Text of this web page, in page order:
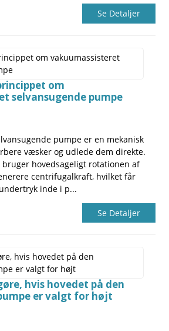
Se Detaljer
om
selvansugende pumpe
pumpe er en mekanisk
væsker og udlede dem direkte.
hovedsageligt rotationen af
centrifugalkraft, hvilket får
inde i p...
Se Detaljer
hvis hovedet på den
er valgt for højt